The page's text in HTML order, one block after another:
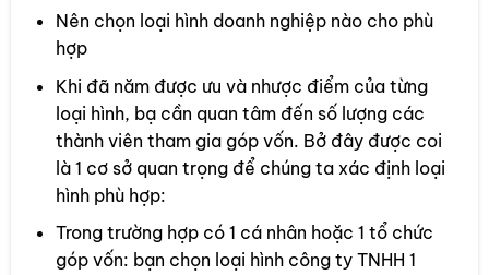
Nên chọn loại hình doanh nghiệp nào cho phù
hợp
Khi đã năm được ưu và nhược điểm của từng
loại hình, bạ cần quan tâm đến số lượng các
thành viên tham gia góp vốn. Bở đây được coi
là 1 cơ sở quan trọng để chúng ta xác định loại
hình phù hợp:
Trong trường hợp có 1 cá nhân hoặc 1 tổ chức
góp vốn: bạn chọn loại hình công ty TNHH 1